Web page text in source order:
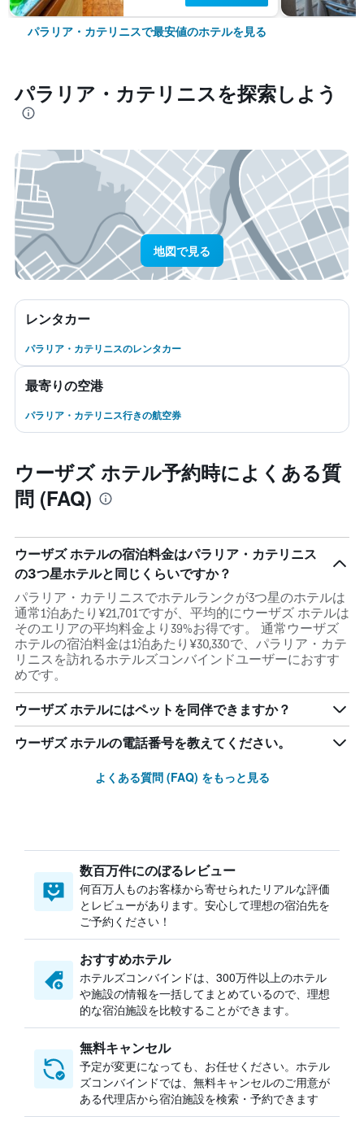
パラリア・カテリニスで最安値のホテルを見る
パラリア・カテリニス​を探索しよう
地図で見る
レンタカー
パラリア・カテリニスのレンタカー
最寄りの空港
パラリア・カテリニス行きの航空券
ウーザズ ホテル予約時によくある質
問 (FAQ)
ウーザズ ホテルの宿泊料金はパラリア・カテリニス
の3つ星ホテルと同じくらいですか？
パラリア・カテリニスでホテルランクが3つ星のホテルは
通常1泊あたり¥21,701ですが、平均的にウーザズ ホテルは
そのエリアの平均料金より39%お得です。 通常ウーザズ
ホテルの宿泊料金は1泊あたり¥30,330で、パラリア・カテ
リニスを訪れるホテルズコンバインドユーザーにおすす
めです。
ウーザズ ホテルにはペットを同伴できますか？
ウーザズ ホテルの電話番号を教えてください。
よくある質問 (FAQ) をもっと見る
数百万件にのぼるレビュー
何百万人ものお客様から寄せられたリアルな評価
とレビューがあります。安心して理想の宿泊先を
ご予約ください！
おすすめホテル
ホテルズコンバインドは、300万件以上のホテル
や施設の情報を一括してまとめているので、理想
的な宿泊施設を比較することができます。
無料キャンセル
予定が変更になっても、お任せください。ホテル
ズコンバインドでは、無料キャンセルのご用意が
ある代理店から宿泊施設を検索・予約できます